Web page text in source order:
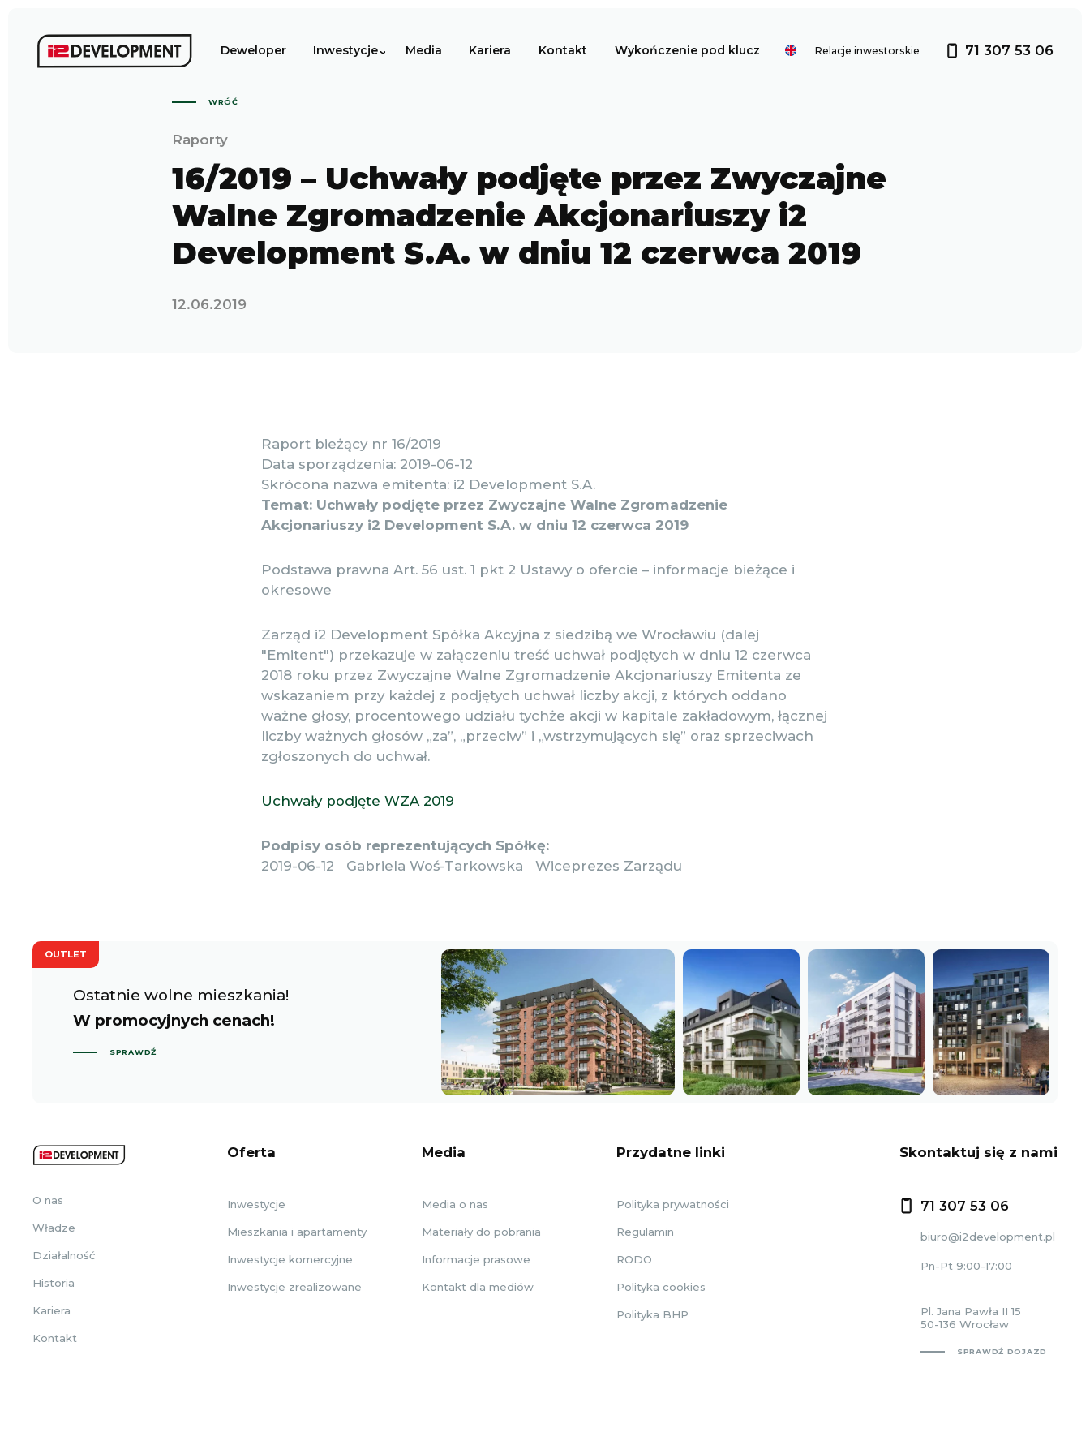
Deweloper Inwestycje Media Kariera Kontakt Wykończenie pod klucz Investor relations
Relacje inwestorskie 71 307 53 06
WRÓĆ
Raporty
16/2019 – Uchwały podjęte przez Zwyczajne
Walne Zgromadzenie Akcjonariuszy i2
Development S.A. w dniu 12 czerwca 2019
12.06.2019
Raport bieżący nr 16/2019
Data sporządzenia: 2019-06-12
Skrócona nazwa emitenta: i2 Development S.A.
Temat: Uchwały podjęte przez Zwyczajne Walne Zgromadzenie
Akcjonariuszy i2 Development S.A. w dniu 12 czerwca 2019
Podstawa prawna Art. 56 ust. 1 pkt 2 Ustawy o ofercie – informacje bieżące i
okresowe
Zarząd i2 Development Spółka Akcyjna z siedzibą we Wrocławiu (dalej
"Emitent") przekazuje w załączeniu treść uchwał podjętych w dniu 12 czerwca
2018 roku przez Zwyczajne Walne Zgromadzenie Akcjonariuszy Emitenta ze
wskazaniem przy każdej z podjętych uchwał liczby akcji, z których oddano
ważne głosy, procentowego udziału tychże akcji w kapitale zakładowym, łącznej
liczby ważnych głosów „za”, „przeciw” i „wstrzymujących się” oraz sprzeciwach
zgłoszonych do uchwał.
Uchwały podjęte WZA 2019
Podpisy osób reprezentujących Spółkę:
2019-06-12 Gabriela Woś-Tarkowska Wiceprezes Zarządu
OUTLET
Ostatnie wolne mieszkania!
W promocyjnych cenach!
SPRAWDŹ
O nas
Władze
Działalność
Historia
Kariera
Kontakt
Oferta
Inwestycje
Mieszkania i apartamenty
Inwestycje komercyjne
Inwestycje zrealizowane
Media
Media o nas
Materiały do pobrania
Informacje prasowe
Kontakt dla mediów
Przydatne linki
Polityka prywatności
Regulamin
RODO
Polityka cookies
Polityka BHP
Skontaktuj się z nami
71 307 53 06
biuro@i2development.pl
Pn-Pt 9:00-17:00
Pl. Jana Pawła II 15
50-136 Wrocław
SPRAWDŹ DOJAZD